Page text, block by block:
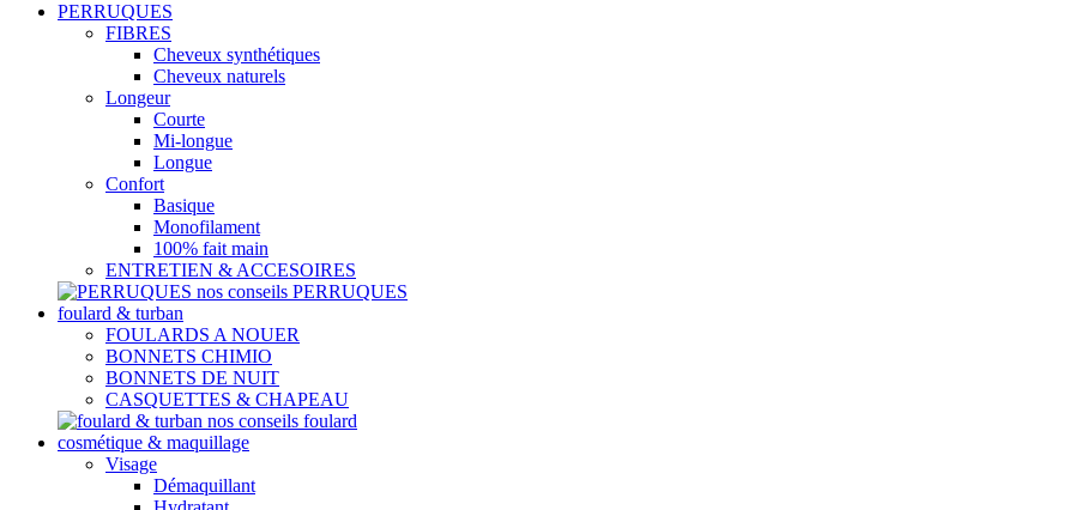
PERRUQUES
FIBRES
Cheveux synthétiques
Cheveux naturels
Longeur
Courte
Mi-longue
Longue
Confort
Basique
Monofilament
100% fait main
ENTRETIEN & ACCESOIRES
nos conseils PERRUQUES
foulard & turban
FOULARDS A NOUER
BONNETS CHIMIO
BONNETS DE NUIT
CASQUETTES & CHAPEAU
nos conseils foulard
cosmétique & maquillage
Visage
Démaquillant